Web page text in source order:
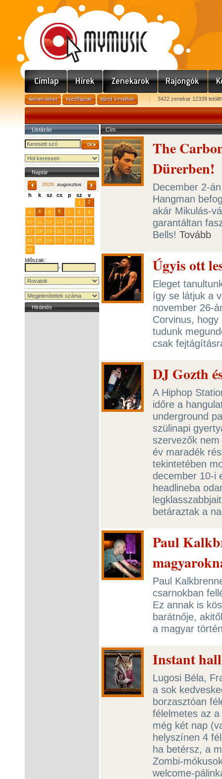
3422 zenekar 12339
Listázás
Naptár
2026. augusztus
h k sz cs p sz v
1
2
3
4 5 6 7 8
9
10
11 12 13 14 15
16
17
18 19 20 21 22
23
24
25 26 27 28 29
30
31
Időszak:
-
Hirdetés
Cím
The
Dürerben!
December 2-
Hangman
akár Mikulás-
garantáltan
Bells! Tovább
Úgyis ott
Eleget
így se látjuk a
november 26-
Corvinus,
tudunk
csak
DJ Gozth
A Hiphop
időre a
underground
szülinapi
szervezők
év maradék
tekintetében
december 10-i
headlineba
betáraztak a
Paul
Paul
csarnokban
Ez annak is
barátnője,
a magyar
Instant
Lugosi Béla,
a sok
borzasztóan
félelmetes az
még két nap
helyszínen 4
ha betérsz, a
Zombi-
welcome-